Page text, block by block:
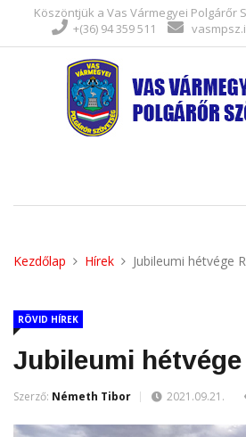
Köszöntjük a Vas Vármegyei Polgárőr
+(36) 94 359 511
Kezdőlap Hírek Jubileumi hétvége
RÖVID HÍREK
Jubileumi
Szerző: Németh Tibor 2021.09.21.